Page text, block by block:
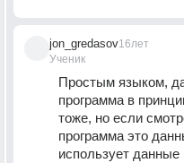
jon_gredasov
Ученик
16лет
Простым языком,
программа в
тоже, но если
программа это
использует данные